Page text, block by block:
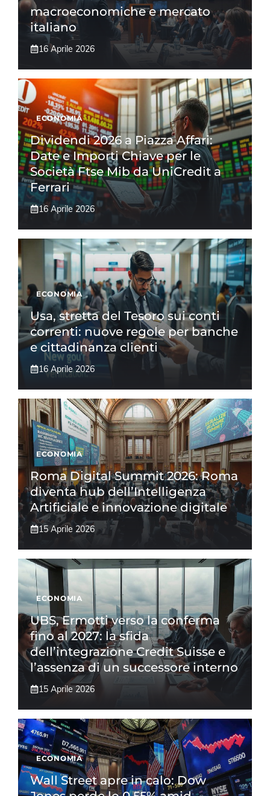
macroeconomiche e mercato
italiano
16 Aprile 2026
ECONOMIA
Dividendi 2026 a Piazza Affari:
Date e Importi Chiave per le
Società Ftse Mib da UniCredit a
Ferrari
16 Aprile 2026
ECONOMIA
Usa, stretta del Tesoro sui conti
correnti: nuove regole per banche
e cittadinanza clienti
16 Aprile 2026
ECONOMIA
Roma Digital Summit 2026: Roma
diventa hub dell’Intelligenza
Artificiale e innovazione digitale
15 Aprile 2026
ECONOMIA
UBS, Ermotti verso la conferma
fino al 2027: la sfida
dell’integrazione Credit Suisse e
l’assenza di un successore interno
15 Aprile 2026
ECONOMIA
Wall Street apre in calo: Dow